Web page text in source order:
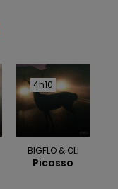
4h10
4h10
BIGFLO & OLI
Picasso